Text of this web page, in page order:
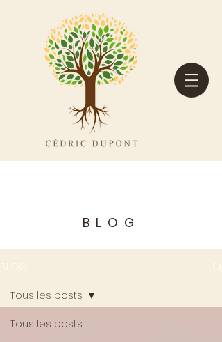
BLOG
BLOG
Tous les posts
Tous les posts